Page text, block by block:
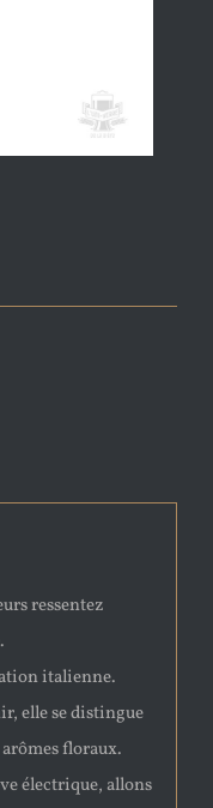
ressentez
italienne.
elle se distingue
floraux.
électrique, allons